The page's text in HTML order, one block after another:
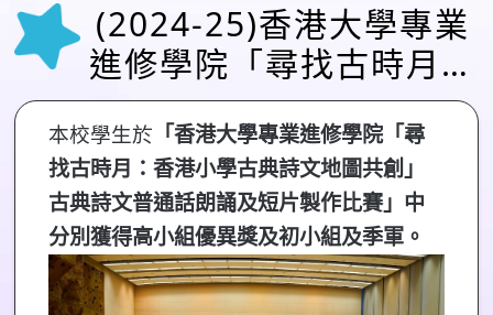
(2024-25)香港大學專業
進修學院「尋找古時月：
香港小學古典詩文地圖共
創」古典詩文普通話朗誦
及短片製作比賽決賽(7月
5日)
本校學生於 「香港大學專業進修學院「尋
找古時月：香港小學古典詩文地圖共創」
古典詩文普通話朗誦及短片製作比賽」中
分別獲得高小組優異獎及初小組及季軍。